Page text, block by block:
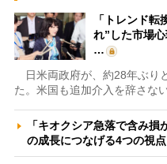
「トレンド
れ”した市場
…
日米両政府が、約28年ぶり
た。米国も追加介入を辞さな
「キオクシア急落で含み
の成長につなげる4つの